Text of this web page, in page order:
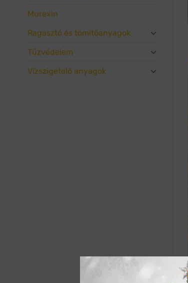
Murexin
Ragasztó és tömítőanyagok
Tűzvédelem
Vízszigetelő anyagok